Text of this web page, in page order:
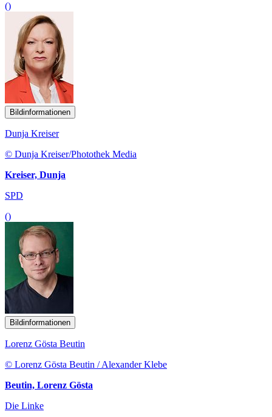
()
Bildinformationen
Dunja Kreiser
© Dunja Kreiser/Photothek Media
Kreiser, Dunja
SPD
()
Bildinformationen
Lorenz Gösta Beutin
© Lorenz Gösta Beutin / Alexander Klebe
Beutin, Lorenz Gösta
Die Linke